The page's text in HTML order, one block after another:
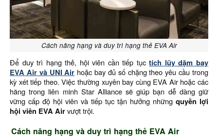
Cách nâng hạng và duy trì hạng thẻ EVA Air
Để duy trì hạng thẻ, hội viên cần tiếp tụctích lũy dặm bay
EVA Air và UNI Air hoặc bay đủ số chặng theo yêu cầu trong
kỳ xét tiếp theo. Việc thường xuyên bay cùng EVA Air hoặc các
hãng trong liên minh Star Alliance sẽ giúp bạn dễ dàng giữ
vững cấp độ hội viên và tiếp tục tận hưởng những quyền lợi
hội viên EVA Airvượt trội.
Cách nâng hạng và duy trì hạng thẻ EVA Air